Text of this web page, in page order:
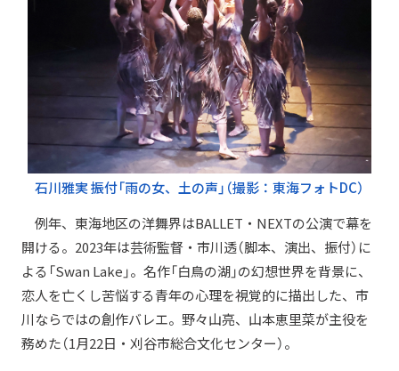
石川雅実 振付「雨の女、土の声」（撮影：東海フォトDC）
例年、東海地区の洋舞界はBALLET・NEXTの公演で幕を
開ける。2023年は芸術監督・市川透（脚本、演出、振付）に
よる「Swan Lake」。名作「白鳥の湖」の幻想世界を背景に、
恋人を亡くし苦悩する青年の心理を視覚的に描出した、市
川ならではの創作バレエ。野々山亮、山本恵里菜が主役を
務めた（1月22日・刈谷市総合文化センター）。